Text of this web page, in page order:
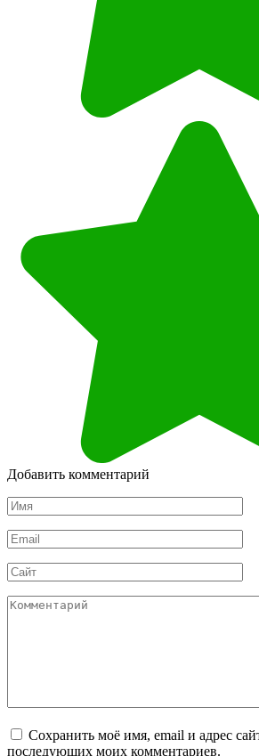
Добавить комментарий
Имя
*
Email
*
Сайт
Комментарий
Сохранить моё имя, email и адрес
последующих моих комментариев.